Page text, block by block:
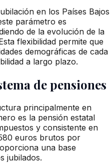
en los Países Bajos
parámetro es
de la evolución de la
flexibilidad permite que
demográficas de cada
a largo plazo.
de pensiones
principalmente en
es la pensión estatal
y consistente en
euros brutos por
una base
jubilados.